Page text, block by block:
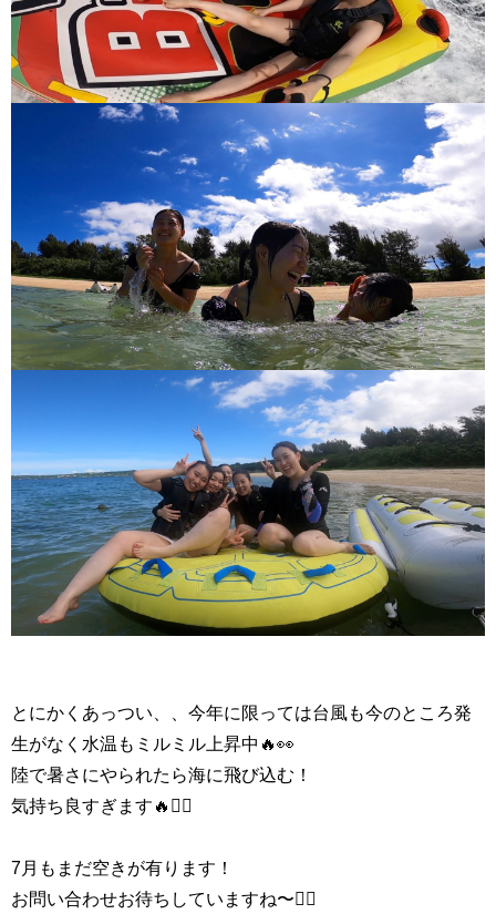
とにかくあっつい、、今年に限っては台風も今のところ発
生がなく水温もミルミル上昇中🔥👀
陸で暑さにやられたら海に飛び込む！
気持ち良すぎます🔥🏄‍♂️
7月もまだ空きが有ります！
お問い合わせお待ちしていますね〜🙆‍♂️